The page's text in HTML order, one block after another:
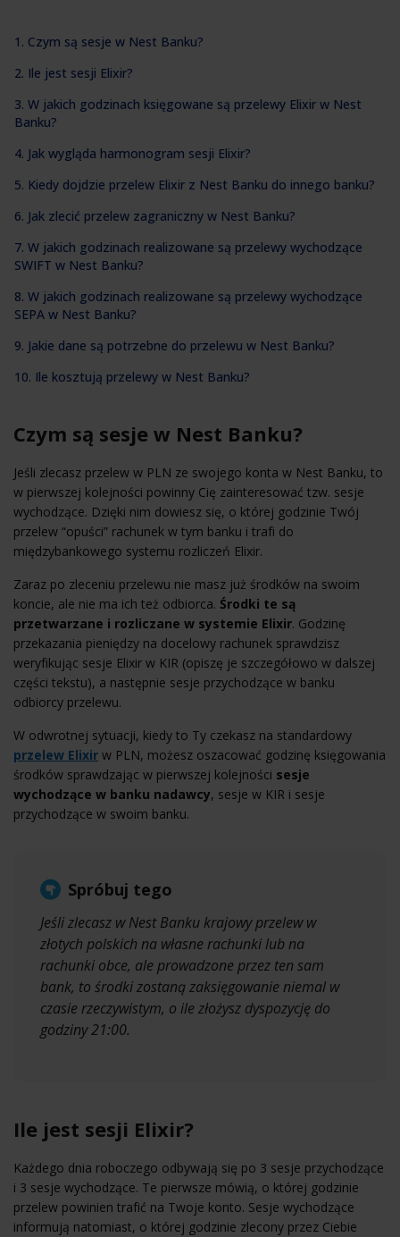
1. Czym są sesje w Nest Banku?
2. Ile jest sesji Elixir?
3. W jakich godzinach księgowane są przelewy Elixir w Nest
Banku?
4. Jak wygląda harmonogram sesji Elixir?
5. Kiedy dojdzie przelew Elixir z Nest Banku do innego banku?
6. Jak zlecić przelew zagraniczny w Nest Banku?
7. W jakich godzinach realizowane są przelewy wychodzące
SWIFT w Nest Banku?
8. W jakich godzinach realizowane są przelewy wychodzące
SEPA w Nest Banku?
9. Jakie dane są potrzebne do przelewu w Nest Banku?
10. Ile kosztują przelewy w Nest Banku?
Czym są sesje w Nest Banku?
Jeśli zlecasz przelew w PLN ze swojego konta w Nest Banku, to
w pierwszej kolejności powinny Cię zainteresować tzw. sesje
wychodzące. Dzięki nim dowiesz się, o której godzinie Twój
przelew “opuści” rachunek w tym banku i trafi do
międzybankowego systemu rozliczeń Elixir.
Zaraz po zleceniu przelewu nie masz już środków na swoim
koncie, ale nie ma ich też odbiorca. Środki te są
przetwarzane i rozliczane w systemie Elixir. Godzinę
przekazania pieniędzy na docelowy rachunek sprawdzisz
weryfikując sesje Elixir w KIR (opiszę je szczegółowo w dalszej
części tekstu), a następnie sesje przychodzące w banku
odbiorcy przelewu.
W odwrotnej sytuacji, kiedy to Ty czekasz na standardowy
przelew Elixir w PLN, możesz oszacować godzinę księgowania
środków sprawdzając w pierwszej kolejności sesje
wychodzące w banku nadawcy, sesje w KIR i sesje
przychodzące w swoim banku.
Spróbuj tego
Jeśli zlecasz w Nest Banku krajowy przelew w
złotych polskich na własne rachunki lub na
rachunki obce, ale prowadzone przez ten sam
bank, to środki zostaną zaksięgowanie niemal w
czasie rzeczywistym, o ile złożysz dyspozycję do
godziny 21:00.
Ile jest sesji Elixir?
Każdego dnia roboczego odbywają się po 3 sesje przychodzące
i 3 sesje wychodzące. Te pierwsze mówią, o której godzinie
przelew powinien trafić na Twoje konto. Sesje wychodzące
informują natomiast, o której godzinie zlecony przez Ciebie